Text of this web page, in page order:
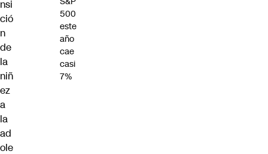
nsi
ció
n
de
la
niñ
ez
a
la
ad
ole
500
este
año
cae
casi
7%